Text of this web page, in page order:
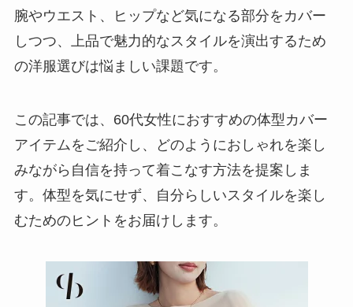
腕やウエスト、ヒップなど気になる部分をカバー
しつつ、上品で魅力的なスタイルを演出するため
の洋服選びは悩ましい課題です。
この記事では、60代女性におすすめの体型カバー
アイテムをご紹介し、どのようにおしゃれを楽し
みながら自信を持って着こなす方法を提案しま
す。体型を気にせず、自分らしいスタイルを楽し
むためのヒントをお届けします。